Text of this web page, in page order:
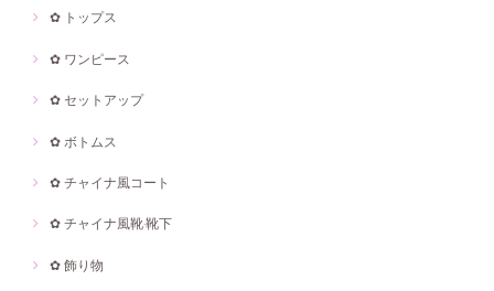
✿ トップス
✿ ワンピース
✿ セットアップ
✿ ボトムス
✿ チャイナ風コート
✿ チャイナ風靴·靴下
✿ 飾り物